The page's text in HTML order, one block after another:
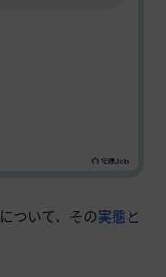
について、その実態と